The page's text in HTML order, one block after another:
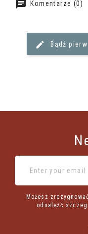
Komentarze (0)
Bądź
Możesz
odnaleźć